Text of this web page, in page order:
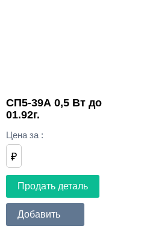
СП5-39А 0,5 Вт до
01.92г.
Цена за :
₽
Продать деталь
Добавить